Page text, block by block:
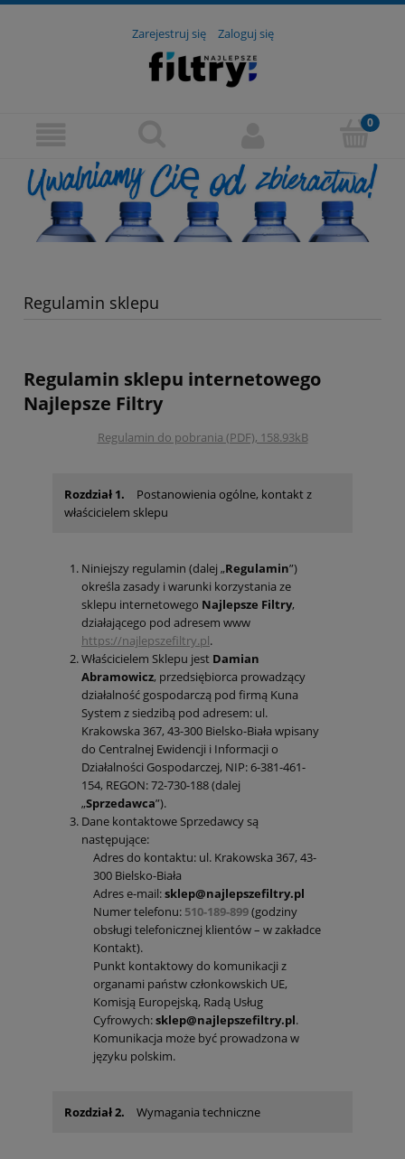
Zarejestruj się Zaloguj się
Regulamin sklepu
Regulamin sklepu internetowego
Najlepsze Filtry
Regulamin do pobrania (PDF), 158.93kB
Rozdział 1.
Postanowienia ogólne, kontakt z
właścicielem sklepu
Niniejszy regulamin (dalej „Regulamin”)
określa zasady i warunki korzystania ze
sklepu internetowego Najlepsze Filtry,
działającego pod adresem www
https://najlepszefiltry.pl.
Właścicielem Sklepu jest Damian
Abramowicz, przedsiębiorca prowadzący
działalność gospodarczą pod firmą Kuna
System z siedzibą pod adresem: ul.
Krakowska 367, 43-300 Bielsko-Biała wpisany
do Centralnej Ewidencji i Informacji o
Działalności Gospodarczej, NIP:6-381-461-
154, REGON:72-730-188(dalej
„Sprzedawca”).
Dane kontaktowe Sprzedawcy są
następujące:
Adres do kontaktu: ul. Krakowska 367, 43-
300 Bielsko-Biała
Adres e-mail:sklep@najlepszefiltry.pl
Numer telefonu: 510-189-899(godziny
obsługi telefonicznej klientów – w zakładce
Kontakt).
Punkt kontaktowy do komunikacji z
organami państw członkowskich UE,
Komisją Europejską, Radą Usług
Cyfrowych:sklep@najlepszefiltry.pl.
Komunikacja może być prowadzona w
języku polskim.
Rozdział 2. Wymagania techniczne